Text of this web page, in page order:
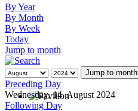
By Year
By Month
By Week
Today
Jump to month
Jump to month
Preceding Day
Wednesday, 14. August 2024
Following Day